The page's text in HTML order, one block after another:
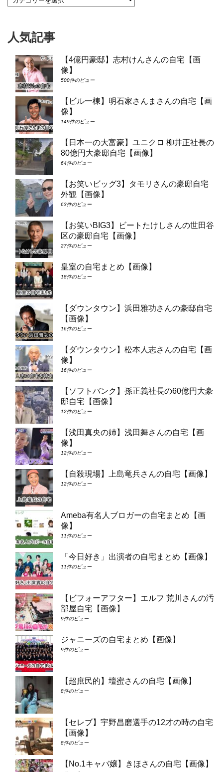
人気記事
【4億円豪邸】志村けんさんの自宅【画
像】
500件のビュー
【ビル一棟】明石家さんまさんの自宅【画
像】
149件のビュー
【日本一の大富豪】ユニクロ 柳井正社長の
80億円大豪邸自宅【画像】
64件のビュー
【お笑いビッグ3】タモリさんの豪邸自宅
外観【画像】
63件のビュー
【お笑いBIG3】ビートたけしさんの世田谷
区の豪邸自宅【画像】
27件のビュー
皇室の自宅まとめ【画像】
18件のビュー
【ダウンタウン】浜田雅功さんの豪邸自宅
【画像】
16件のビュー
【ダウンタウン】松本人志さんの自宅【画
像】
16件のビュー
【ソフトバンク】孫正義社長の60億円大豪
邸自宅【画像】
12件のビュー
【浅田真央の姉】浅田舞さんの自宅【画
像】
12件のビュー
【自殺現場】上島竜兵さんの自宅【画像】
12件のビュー
Ameba有名人ブロガーの自宅まとめ【画
像】
11件のビュー
「今日好き」出演者の自宅まとめ【画像】
11件のビュー
【ビフォーアフター】エルフ 荒川さんの汚
部屋自宅【画像】
9件のビュー
ジャニーズの自宅まとめ【画像】
9件のビュー
【超庶民的】壇蜜さんの自宅【画像】
8件のビュー
【セレブ】宇野昌磨選手の12才の時の自宅
【画像】
8件のビュー
【No.1キャバ嬢】きほさんの自宅【画像】